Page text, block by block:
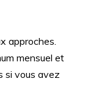
approches.
mensuel et
si vous avez